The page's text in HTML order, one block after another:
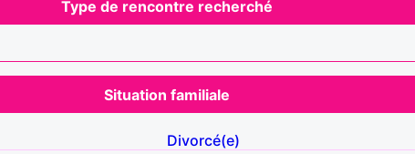
Type de rencontre recherché
Situation familiale
Divorcé(e)